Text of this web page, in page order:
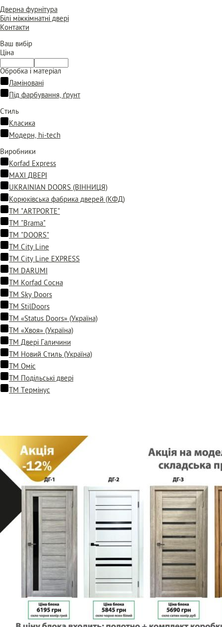
Дверна фурнітура
Білі міжкімнатні двері
Контакти
Ваш вибір
Ціна
Обробка і матеріал
Ламіновані
Під фарбування, ґрунт
Стиль
Класика
Модерн, hi-tech
Виробники
Korfad Express
MAXI ДВЕРІ
UKRAINIAN DOORS (ВІННИЦЯ)
Корюківська фабрика дверей (КФД)
ТМ "ARTPORTE"
ТМ "Brama"
ТМ "DOORS"
ТМ City Line
ТМ City Line EXPRESS
ТМ DARUMI
ТМ Korfad Сосна
ТМ Sky Doors
ТМ StilDoors
ТМ «Status Doors» (Україна)
ТМ «Хвоя» (Україна)
ТМ Двері Галичини
ТМ Новий Стиль (Україна)
ТМ Оміс
ТМ Подільські двері
ТМ Термінус